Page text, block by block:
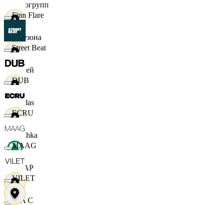
Яркогрупп
4 Сезона
7 дней
Adidas
Bershka
СПАР
M A C
Finn Flare
Street Beat
DUB
ECRU
MAAG
VILET